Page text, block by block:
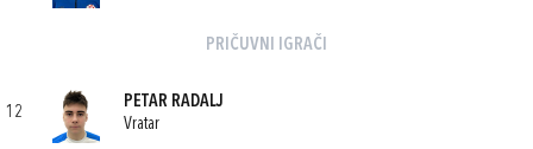
PRIČUVNI IGRAČI
12
PETAR RADALJ
Vratar